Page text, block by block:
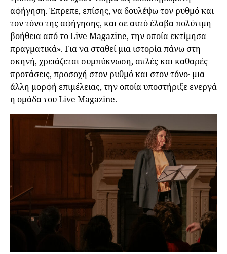
αφήγηση. Έπρεπε, επίσης, να δουλέψω τον ρυθμό και
τον τόνο της αφήγησης, και σε αυτό έλαβα πολύτιμη
βοήθεια από το Live Magazine, την οποία εκτίμησα
πραγματικά». Για να σταθεί μια ιστορία πάνω στη
σκηνή, χρειάζεται συμπύκνωση, απλές και καθαρές
προτάσεις, προσοχή στον ρυθμό και στον τόνο· μια
άλλη μορφή επιμέλειας, την οποία υποστήριξε ενεργά
η ομάδα του Live Magazine.